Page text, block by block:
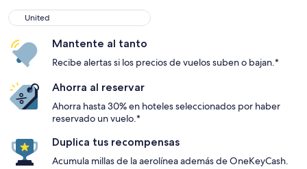
United
United
Mantente al tanto
Recibe alertas si los precios de vuelos suben o bajan.*
Ahorra al reservar
Ahorra hasta 30% en hoteles seleccionados por haber
reservado un vuelo.*
Duplica tus recompensas
Acumula millas de la aerolínea además de OneKeyCash.